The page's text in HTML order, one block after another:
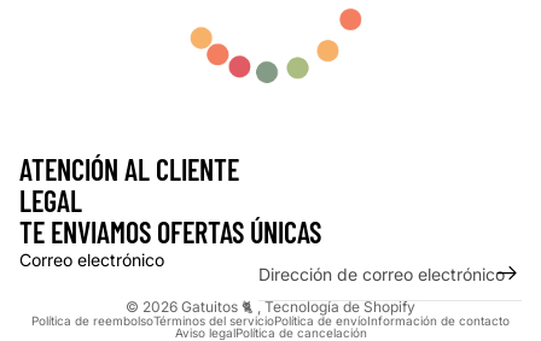
ATENCIÓN AL CLIENTE
LEGAL
TE ENVIAMOS OFERTAS ÚNICAS
Correo electrónico
© 2026 Gatuitos 🐈 ,Tecnología de Shopify
Política de reembolsoTérminos del servicioPolítica de envíoInformación de contacto
Aviso legalPolítica de cancelación